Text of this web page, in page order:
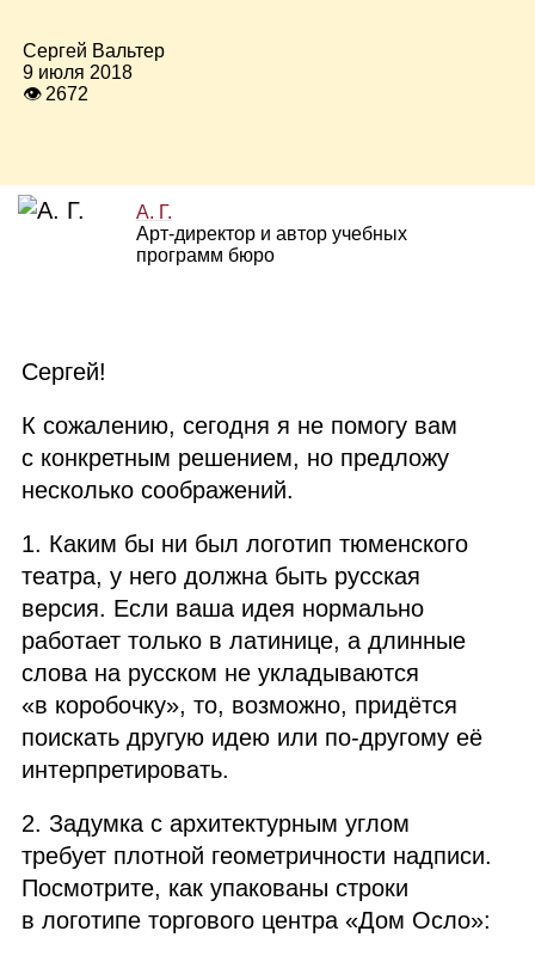
Сергей Вальтер
9 июля 2018
👁 2672
А. Г.
Арт‑директор и автор учебных
программ бюро
Сергей!
К сожалению, сегодня я не помогу вам
с конкретным решением, но предложу
несколько соображений.
1. Каким бы ни был логотип тюменского
театра, у него должна быть русская
версия. Если ваша идея нормально
работает только в латинице, а длинные
слова на русском не укладываются
«в коробочку», то, возможно, придётся
поискать другую идею или по‑другому её
интерпретировать.
2. Задумка с архитектурным углом
требует плотной геометричности надписи.
Посмотрите, как упакованы строки
в логотипе торгового центра «Дом Осло»: